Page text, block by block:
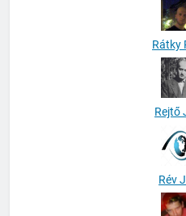
Rátky
Rejtő
Rév